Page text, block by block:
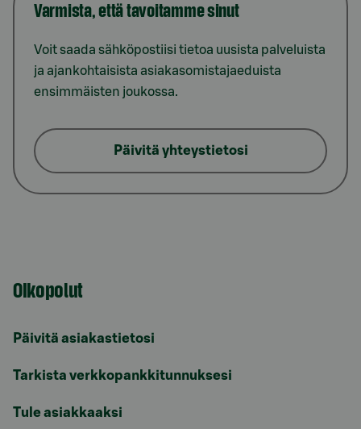
Varmista, että tavoitamme sinut
Voit saada sähköpostiisi tietoa uusista palveluista
ja ajankohtaisista asiakasomistajaeduista
ensimmäisten joukossa.
Päivitä yhteystietosi
Oikopolut
Päivitä asiakastietosi
Tarkista verkkopankkitunnuksesi
Tule asiakkaaksi